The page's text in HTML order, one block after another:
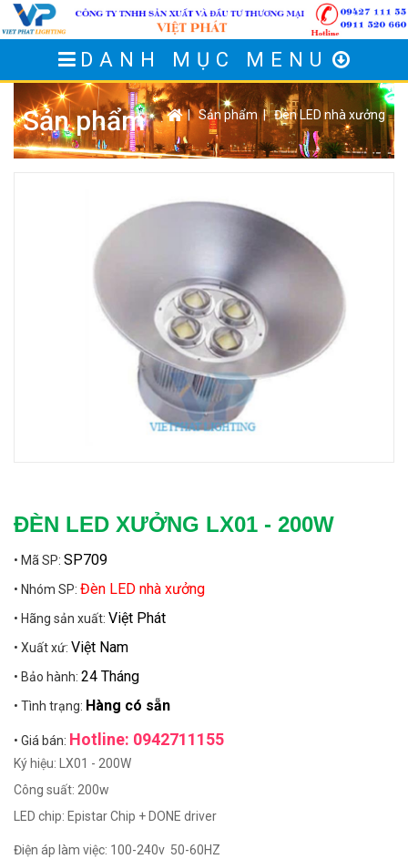
DANH MỤC MENU
Sản phẩm | Sản phẩm|Đèn LED nhà xưởng
ĐÈN LED XƯỞNG LX01 - 200W
• Mã SP: SP709
• Nhóm SP: Đèn LED nhà xưởng
• Hãng sản xuất: Việt Phát
• Xuất xứ: Việt Nam
• Bảo hành: 24 Tháng
• Tình trạng: Hàng có sẵn
• Giá bán: Hotline: 0942711155
Ký hiệu: LX01 - 200W
Công suất: 200w
LED chip: Epistar Chip + DONE driver
Điện áp làm việc: 100-240v 50-60HZ